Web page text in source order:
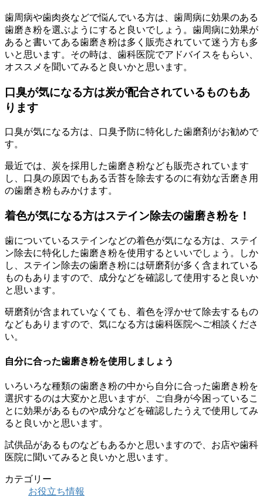
歯周病や歯肉炎などで悩んでいる方は、歯周病に効果のある
歯磨き粉を選ぶようにすると良いでしょう。歯周病に効果が
あると書いてある歯磨き粉は多く販売されていて迷う方も多
いと思います。その時は、歯科医院でアドバイスをもらい、
オススメを聞いてみると良いかと思います。
口臭が気になる方は炭が配合されているものもあ
ります
口臭が気になる方は、口臭予防に特化した歯磨剤がお勧めで
す。
最近では、炭を採用した歯磨き粉なども販売されています
し、口臭の原因でもある舌苔を除去するのに有効な舌磨き用
の歯磨き粉もみかけます。
着色が気になる方はステイン除去の歯磨き粉を！
歯についているステインなどの着色が気になる方は、ステイ
ン除去に特化した歯磨き粉を使用するといいでしょう。しか
し、ステイン除去の歯磨き粉には研磨剤が多く含まれている
ものもありますので、成分などを確認して使用すると良いか
と思います。
研磨剤が含まれていなくても、着色を浮かせて除去するもの
などもありますので、気になる方は歯科医院へご相談くださ
い。
自分に合った歯磨き粉を使用しましょう
いろいろな種類の歯磨き粉の中から自分に合った歯磨き粉を
選択するのは大変かと思いますが、ご自身が今困っているこ
とに効果があるものや成分などを確認したうえで使用してみ
ると良いかと思います。
試供品があるものなどもあるかと思いますので、お店や歯科
医院に聞いてみると良いかと思います。
カテゴリー
お役立ち情報